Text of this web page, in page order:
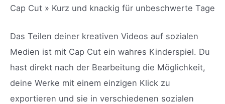
Cap Cut » Kurz und knackig für unbeschwerte Tage
Das Teilen deiner kreativen Videos auf sozialen
Medien ist mit Cap Cut ein wahres Kinderspiel. Du
hast direkt nach der Bearbeitung die Möglichkeit,
deine Werke mit einem einzigen Klick zu
exportieren und sie in verschiedenen sozialen